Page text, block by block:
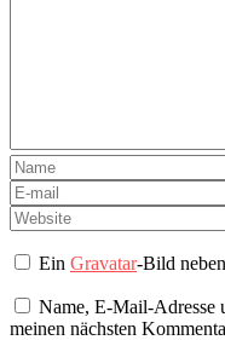
EinGravatar-Bild
Name, E-Mail-Adresse
meinen nächsten